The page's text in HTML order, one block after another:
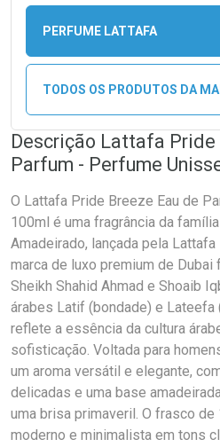
PERFUME LATTAFA
TODOS OS PRODUTOS DA
Descrição Lattafa Pride
Parfum - Perfume
O Lattafa Pride Breeze Eau de
100ml é uma fragrância da
Amadeirado, lançada pela
marca de luxo premium de Dubai
Sheikh Shahid Ahmad e Shoaib
árabes Latif (bondade) e Lateefa
reflete a essência da cultura
sofisticação. Voltada para
um aroma versátil e elegante,
delicadas e uma base
uma brisa primaveril. O frasco
moderno e minimalista em tons